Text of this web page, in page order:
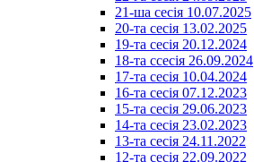
21-ша сесія 10.07.2025
20-та сесія 13.02.2025
19-та сесія 20.12.2024
18-та ссесія 26.09.2024
17-та сесія 10.04.2024
16-та сесія 07.12.2023
15-та сесія 29.06.2023
14-та сесія 23.02.2023
13-та сесія 24.11.2022
12-та сесія 22.09.2022